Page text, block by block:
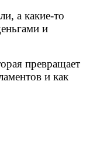
а какие-то
и
превращает
и как